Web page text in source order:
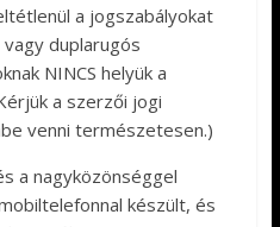
a jogszabályokat
duplarugós
NINCS helyük a
a szerzői jogi
venni természetesen.)
a nagyközönséggel
készült, és